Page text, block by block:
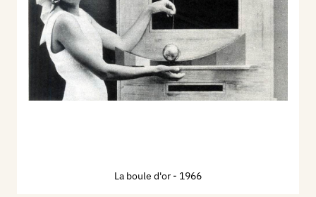
La boule d'or - 1966